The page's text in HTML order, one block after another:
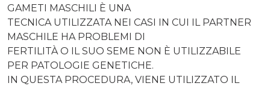
GAMETI MASCHILI È UNA
TECNICA UTILIZZATA NEI CASI IN CUI IL PARTNER
MASCHILE HA PROBLEMI DI
FERTILITÀ O IL SUO SEME NON È UTILIZZABILE
PER PATOLOGIE GENETICHE.
IN QUESTA PROCEDURA, VIENE UTILIZZATO IL